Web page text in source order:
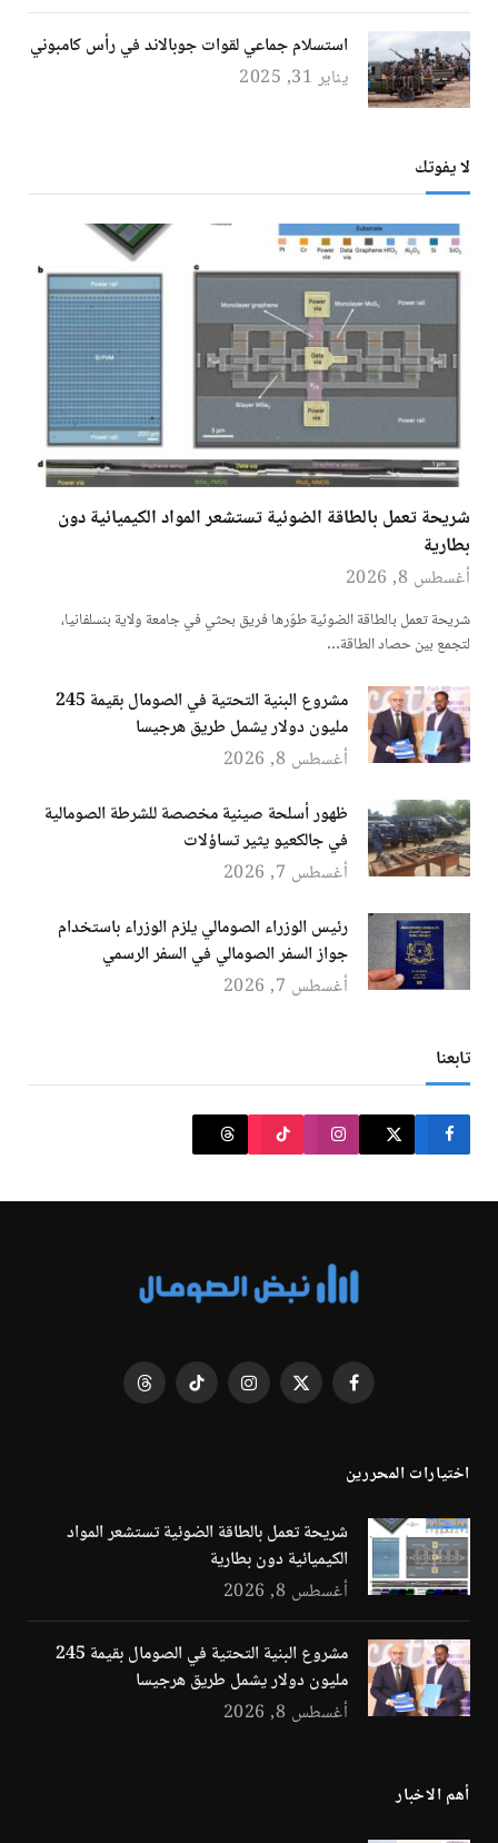
استسلام جماعي لقوات جوبالاند في رأس كامبوني
يناير 31, 2025
لا يفوتك
شريحة تعمل بالطاقة الضوئية تستشعر المواد الكيميائية دون
بطارية
أغسطس 8, 2026
شريحة تعمل بالطاقة الضوئية طوّرها فريق بحثي في جامعة ولاية بنسلفانيا،
لتجمع بين حصاد الطاقة…
مشروع البنية التحتية في الصومال بقيمة 245
مليون دولار يشمل طريق هرجيسا
أغسطس 8, 2026
ظهور أسلحة صينية مخصصة للشرطة الصومالية
في جالكعيو يثير تساؤلات
أغسطس 7, 2026
رئيس الوزراء الصومالي يلزم الوزراء باستخدام
جواز السفر الصومالي في السفر الرسمي
أغسطس 7, 2026
تابعنا
فيسبوك X
الانستغرامتيكتوك Threads
اختيارات المحررين
شريحة تعمل بالطاقة الضوئية تستشعر المواد
الكيميائية دون بطارية
أغسطس 8, 2026
مشروع البنية التحتية في الصومال بقيمة 245
مليون دولار يشمل طريق هرجيسا
أغسطس 8, 2026
أهم الاخبار